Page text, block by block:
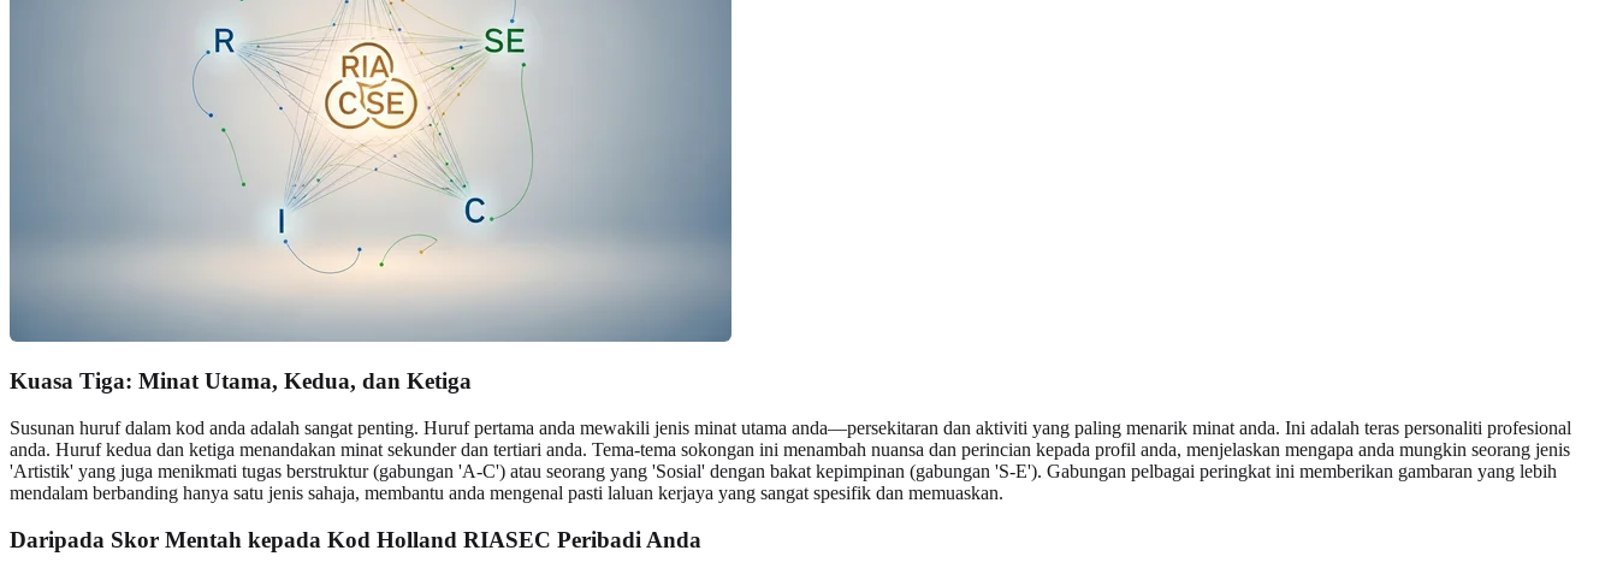
Kuasa Tiga: Minat Utama, Kedua, dan Ketiga
Susunan huruf dalam kod anda adalah sangat penting. Huruf pertama anda mewakili jenis minat utama anda—persekitaran dan aktiviti yang paling menarik minat anda. Ini adalah teras personaliti profesional
anda. Huruf kedua dan ketiga menandakan minat sekunder dan tertiari anda. Tema-tema sokongan ini menambah nuansa dan perincian kepada profil anda, menjelaskan mengapa anda mungkin seorang jenis
'Artistik' yang juga menikmati tugas berstruktur (gabungan 'A-C') atau seorang yang 'Sosial' dengan bakat kepimpinan (gabungan 'S-E'). Gabungan pelbagai peringkat ini memberikan gambaran yang lebih
mendalam berbanding hanya satu jenis sahaja, membantu anda mengenal pasti laluan kerjaya yang sangat spesifik dan memuaskan.
Daripada Skor Mentah kepada Kod Holland RIASEC Peribadi Anda